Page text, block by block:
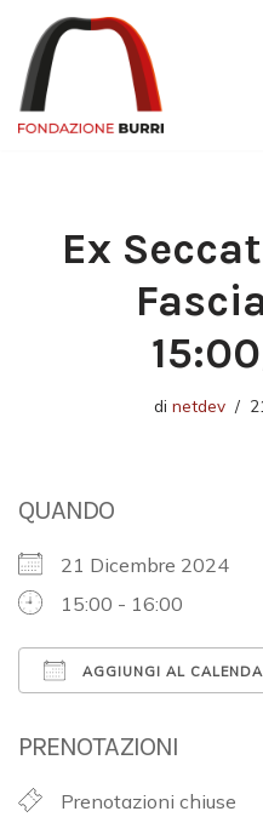
Vai
al
contenuto
Ex
di netdev
QUANDO
21 Dicembre 2024
15:00 - 16:00
AGGIUNGI AL
PRENOTAZIONI
Prenotazioni chiuse